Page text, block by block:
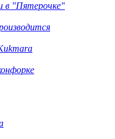
в "Пятерочке"